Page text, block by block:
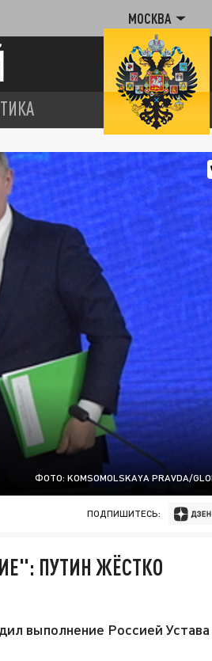
МОСКВА
ФОТО: KOMSOMOLSKAYA PRAVDA/
ПОДПИШИТЕСЬ:
ПУТИН ЖЁСТКО
выполнение Россией